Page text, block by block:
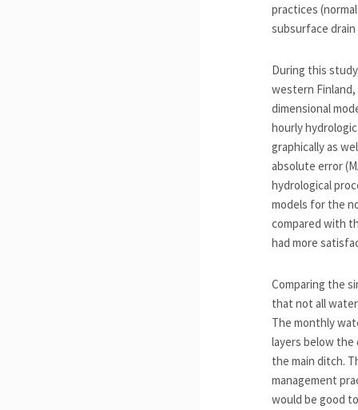
practices
subsurface
During this
western
dimensional
hourly
graphically as
absolute error
hydrological
models for the
compared with
had more
Comparing the
that not all
The monthly
layers below the
the main ditch.
management
would be good